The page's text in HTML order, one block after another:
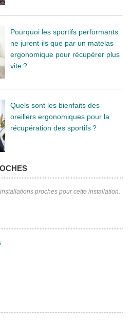
Pourquoi les sportifs performants
ne jurent-ils que par un matelas
ergonomique pour récupérer plus
vite ?
Quels sont les bienfaits des
oreillers ergonomiques pour la
récupération des sportifs ?
proches pour cette installation.